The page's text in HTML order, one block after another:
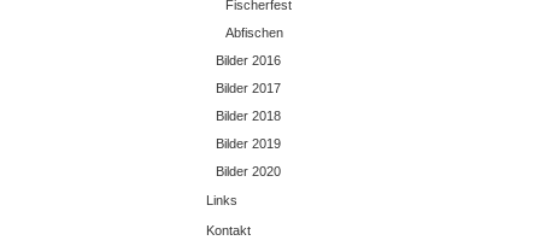
Fischerfest
Abfischen
Bilder 2016
Bilder 2017
Bilder 2018
Bilder 2019
Bilder 2020
Links
Kontakt